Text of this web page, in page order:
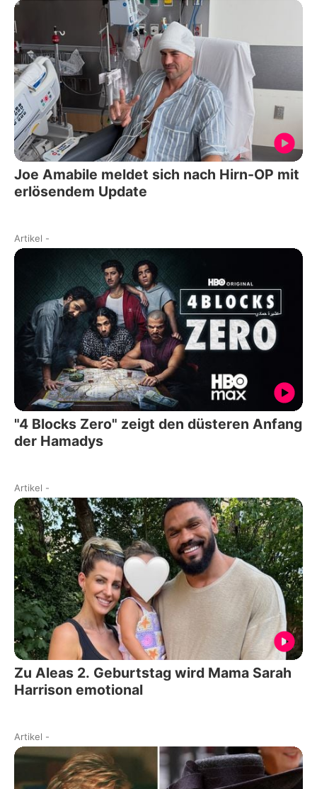
Joe Amabile meldet sich nach Hirn-OP mit
erlösendem Update
Artikel -
"4 Blocks Zero" zeigt den düsteren Anfang
der Hamadys
Artikel -
Zu Aleas 2. Geburtstag wird Mama Sarah
Harrison emotional
Artikel -